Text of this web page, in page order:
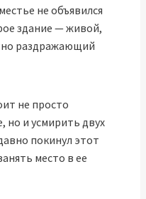
не объявился
здание — живой,
раздражающий
не просто
но и усмирить двух
покинул этот
место в ее